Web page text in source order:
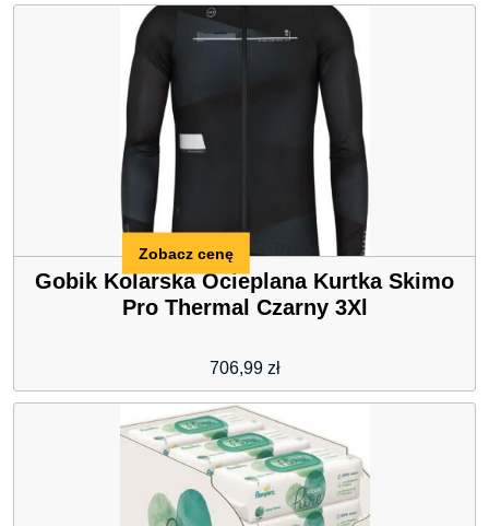
Gobik Kolarska Ocieplana Kurtka Skimo
Pro Thermal Czarny 3Xl
706,99 zł
Zobacz cenę